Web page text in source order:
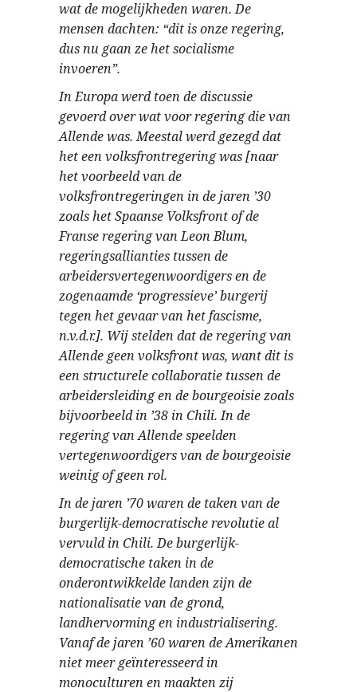
wat de mogelijkheden waren. De
mensen dachten: “dit is onze regering,
dus nu gaan ze het socialisme
invoeren”.
In Europa werd toen de discussie
gevoerd over wat voor regering die van
Allende was. Meestal werd gezegd dat
het een volksfrontregering was [naar
het voorbeeld van de
volksfrontregeringen in de jaren ’30
zoals het Spaanse Volksfront of de
Franse regering van Leon Blum,
regeringsallianties tussen de
arbeidersvertegenwoordigers en de
zogenaamde ‘progressieve’ burgerij
tegen het gevaar van het fascisme,
n.v.d.r.]. Wij stelden dat de regering van
Allende geen volksfront was, want dit is
een structurele collaboratie tussen de
arbeidersleiding en de bourgeoisie zoals
bijvoorbeeld in ’38 in Chili. In de
regering van Allende speelden
vertegenwoordigers van de bourgeoisie
weinig of geen rol.
In de jaren ’70 waren de taken van de
burgerlijk-democratische revolutie al
vervuld in Chili. De burgerlijk-
democratische taken in de
onderontwikkelde landen zijn de
nationalisatie van de grond,
landhervorming en industrialisering.
Vanaf de jaren ’60 waren de Amerikanen
niet meer geïnteresseerd in
monoculturen en maakten zij